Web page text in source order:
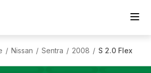
/ Nissan / Sentra / 2008 / S 2.0 Flex